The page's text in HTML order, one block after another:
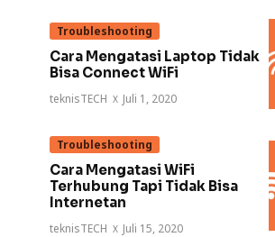
Troubleshooting
Cara Mengatasi Laptop Tidak
Bisa Connect WiFi
teknisTECH · Juli 1, 2020
Troubleshooting
Cara Mengatasi WiFi
Terhubung Tapi Tidak Bisa
Internetan
teknisTECH · Juli 15, 2020